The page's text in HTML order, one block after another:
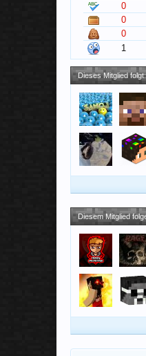
0
0
0
1
Dieses Mitglied folgt:
Diesem Mitglied